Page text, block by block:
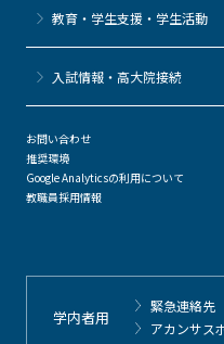
教育・学生支援・学生活動
⼊試情報・高大院接続
お問い合わせ
推奨環境
Google Analyticsの利用について
教職員採用情報
学内者用
緊急連絡先
アカンサス